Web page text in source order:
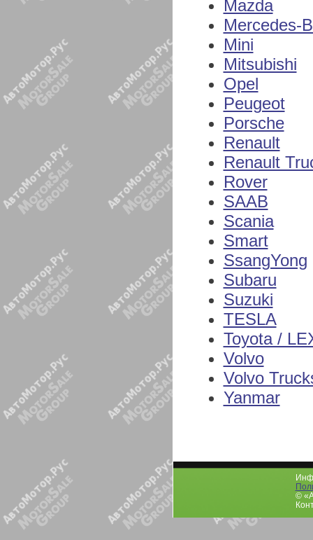
Mazda
Mercedes-
Mini
Mitsubishi
Opel
Peugeot
Porsche
Renault
Renault
Rover
SAAB
Scania
Smart
SsangYong
Subaru
Suzuki
TESLA
Toyota /
Volvo
Volvo
Yanmar
©